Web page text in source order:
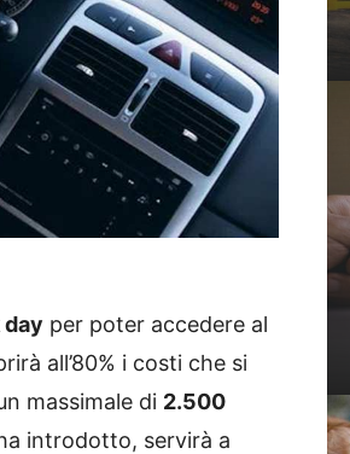
per poter accedere al
all’80% i costi che si
massimale di 2.500
introdotto, servirà a